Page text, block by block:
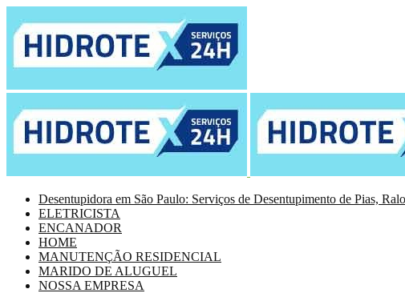
Desentupidora em São Paulo: Serviços de Desentupimento de Pias,
ELETRICISTA
ENCANADOR
HOME
MANUTENÇÃO RESIDENCIAL
MARIDO DE ALUGUEL
NOSSA EMPRESA